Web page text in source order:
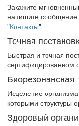
Закажите
напишите сообщение
"Контакты"
Точная
Быстрая и точная
сертифицированном
Биорезонансная
Исцеление
которыми структуры
Здоровый